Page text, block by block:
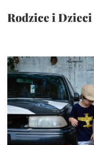
Rodzice i Dzieci